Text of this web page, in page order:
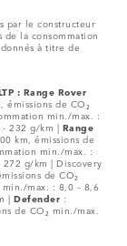
par le constructeur
la consommation
à titre de
: Range Rover
de CO₂
min./max. :
232 g/km | Range
km, émissions de
min./max. :
g/km | Discovery
de CO₂
max. : 8,0 – 8,6
| Defender :
de CO₂ min./max.